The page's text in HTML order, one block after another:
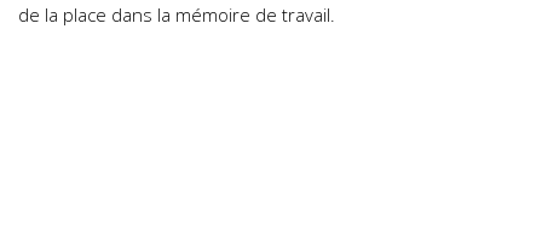
de la place dans la mémoire de travail.